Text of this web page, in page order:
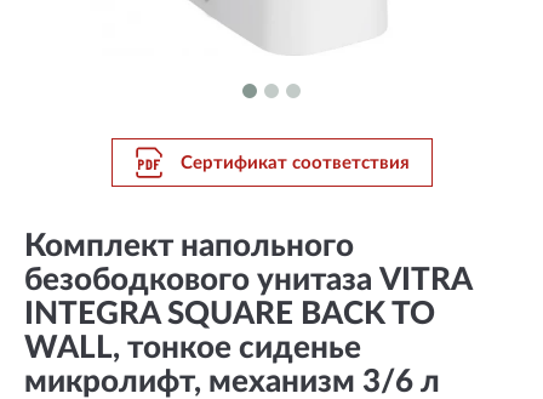
Сертификат соответствия
Комплект напольного
безободкового унитаза VITRA
INTEGRA SQUARE BACK TO
WALL, тонкое сиденье
микролифт, механизм 3/6 л